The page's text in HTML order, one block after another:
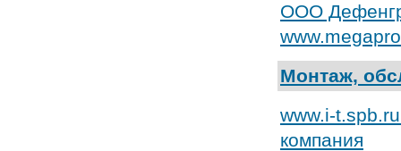
ООО
Монтаж,
www.i-
компания